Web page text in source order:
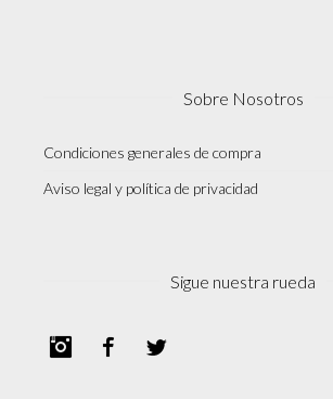
Sobre Nosotros
Condiciones generales de compra
Aviso legal y política de privacidad
Sigue nuestra rueda
InstagramFacebook